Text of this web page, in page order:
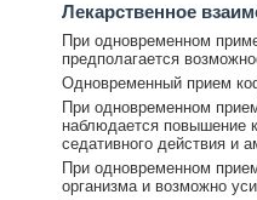
Лекарственное
При одновременном
предполагается
Одновременный прием
При одновременном
наблюдается повышение
седативного действия и
При одновременном
организма и возможно